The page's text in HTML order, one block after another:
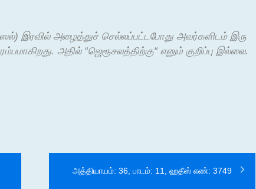
இரவில் அழைத்துச் செல்லப்பட்டபோது அவர்களிடம் இரு
அதில் “ஜெரூசலத்திற்கு“ எனும் குறிப்பு இல்லை.
அத்தியாயம்: 36, பாடம்: 11, ஹதீஸ் எண்: 3749